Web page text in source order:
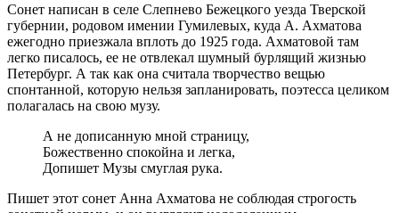
Сонет написан в селе Слепнево Бежецкого уезда Тверской
губернии, родовом имении Гумилевых, куда А. Ахматова
ежегодно приезжала вплоть до 1925 года. Ахматовой там
легко писалось, ее не отвлекал шумный бурлящий жизнью
Петербург. А так как она считала творчество вещью
спонтанной, которую нельзя запланировать, поэтесса целиком
полагалась на свою музу.
А не дописанную мной страницу,
Божественно спокойна и легка,
Допишет Музы смуглая рука.
Пишет этот сонет Анна Ахматова не соблюдая строгость